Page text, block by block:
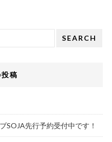
SEARCH
稿
SOJA先行予約受付中です！